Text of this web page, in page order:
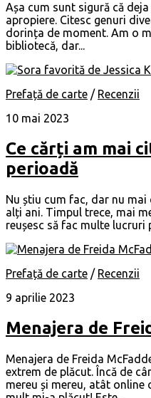
Așa cum sunt sigură că
apropiere. Citesc genuri
dorința de moment. Am o
bibliotecă, dar...
Prefață de carte / Recenzii
10 mai 2023
Ce cărți am mai
perioadă
Nu știu cum fac, dar nu
alți ani. Timpul trece, mai
reușesc să fac multe lucruri
Prefață de carte / Recenzii
9 aprilie 2023
Menajera de
Menajera de Freida
extrem de plăcut. Încă de
mereu și mereu, atât